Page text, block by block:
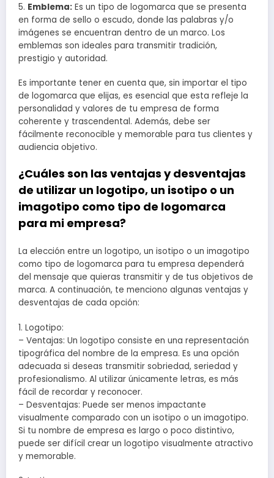
5. Emblema: Es un tipo de logomarca que se presenta
en forma de sello o escudo, donde las palabras y/o
imágenes se encuentran dentro de un marco. Los
emblemas son ideales para transmitir tradición,
prestigio y autoridad.
Es importante tener en cuenta que, sin importar el tipo
de logomarca que elijas, es esencial que esta refleje la
personalidad y valores de tu empresa de forma
coherente y trascendental. Además, debe ser
fácilmente reconocible y memorable para tus clientes y
audiencia objetivo.
¿Cuáles son las ventajas y desventajas
de utilizar un logotipo, un isotipo o un
imagotipo como tipo de logomarca
para mi empresa?
La elección entre un logotipo, un isotipo o un imagotipo
como tipo de logomarca para tu empresa dependerá
del mensaje que quieras transmitir y de tus objetivos de
marca. A continuación, te menciono algunas ventajas y
desventajas de cada opción:
1. Logotipo:
– Ventajas: Un logotipo consiste en una representación
tipográfica del nombre de la empresa. Es una opción
adecuada si deseas transmitir sobriedad, seriedad y
profesionalismo. Al utilizar únicamente letras, es más
fácil de recordar y reconocer.
– Desventajas: Puede ser menos impactante
visualmente comparado con un isotipo o un imagotipo.
Si tu nombre de empresa es largo o poco distintivo,
puede ser difícil crear un logotipo visualmente atractivo
y memorable.